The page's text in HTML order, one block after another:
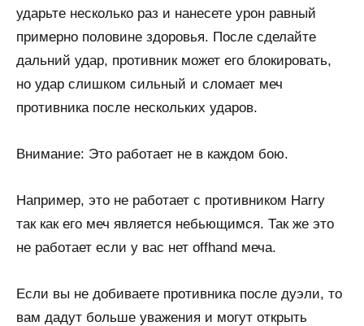
ударьте несколько раз и нанесете урон равный
примерно половине здоровья. После сделайте
дальний удар, противник может его блокировать,
но удар слишком сильный и сломает меч
противника после нескольких ударов.
Внимание: Это работает не в каждом бою.
Например, это не работает с противником Harry
так как его меч является небьющимся. Так же это
не работает если у вас нет offhand меча.
Если вы не добиваете противника после дуэли, то
вам дадут больше уважения и могут открыть